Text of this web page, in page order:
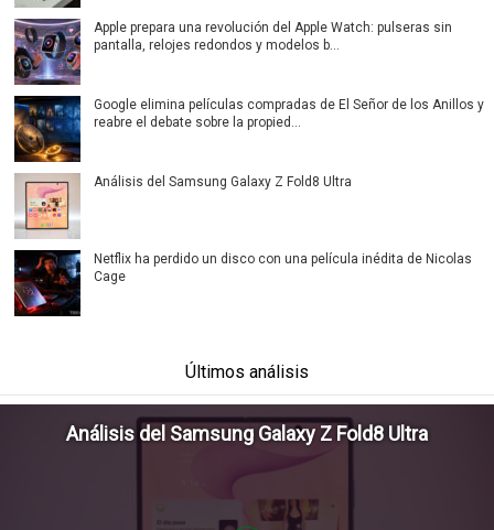
Apple prepara una revolución del Apple Watch: pulseras sin
pantalla, relojes redondos y modelos b...
Google elimina películas compradas de El Señor de los Anillos y
reabre el debate sobre la propied...
Análisis del Samsung Galaxy Z Fold8 Ultra
Netflix ha perdido un disco con una película inédita de Nicolas
Cage
Últimos análisis
Análisis del Samsung Galaxy Z Fold8 Ultra